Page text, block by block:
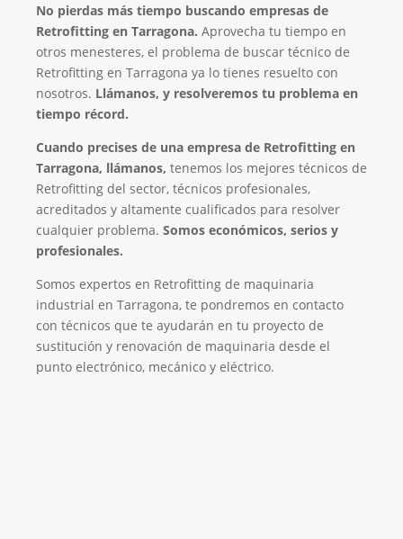
No pierdas más tiempo buscando empresas de
Retrofitting en Tarragona. Aprovecha tu tiempo en
otros menesteres, el problema de buscar técnico de
Retrofitting en Tarragona ya lo tienes resuelto con
nosotros. Llámanos, y resolveremos tu problema en
tiempo récord.
Cuando precises de una empresa de Retrofitting en
Tarragona, llámanos, tenemos los mejores técnicos de
Retrofitting del sector, técnicos profesionales,
acreditados y altamente cualificados para resolver
cualquier problema. Somos económicos, serios y
profesionales.
Somos expertos en Retrofitting de maquinaria
industrial en Tarragona, te pondremos en contacto
con técnicos que te ayudarán en tu proyecto de
sustitución y renovación de maquinaria desde el
punto electrónico, mecánico y eléctrico.